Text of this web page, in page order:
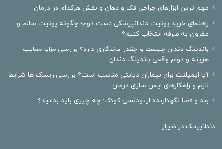
مهم ترین ابزارهای جراحی فک و دهان و نقش هرکدام در درمان
راهنمای خرید یونیت دندانپزشکی دست دوم؛ چگونه یونیت سالم و
مقرون به صرفه انتخاب کنیم؟
باندینگ دندان چیست و چقدر ماندگاری دارد؟ بررسی مزایا معایب
هزینه و دوام واقعی باندینگ دندان
آیا ایمپلنت برای بیماران دیابتی مناسب است؟ بررسی ریسک ها شرایط
لازم و راهکارهای ایمن سازی درمان
بند و فضا نگهدارنده ارتودنسی کودک: چه چیزی باید بدانید؟
دندانپزشک در شیراز